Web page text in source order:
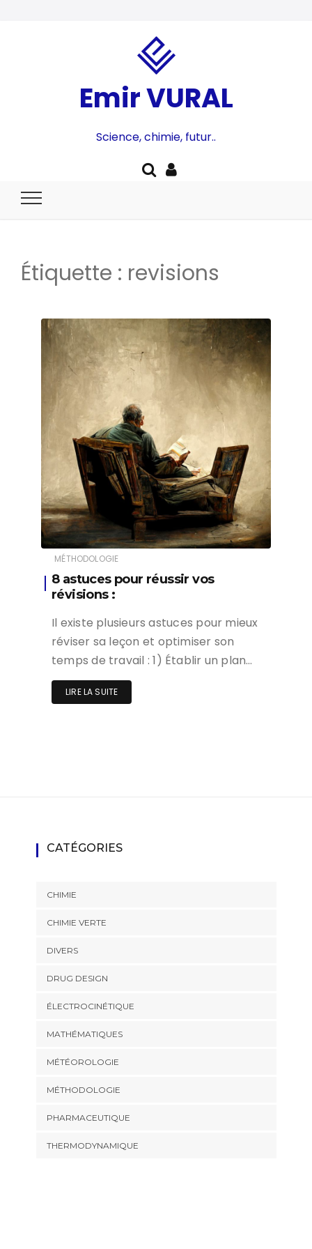
Emir VURAL
Science, chimie, futur..
Étiquette : revisions
MÉTHODOLOGIE
8 astuces pour réussir vos
révisions :
Il existe plusieurs astuces pour mieux
réviser sa leçon et optimiser son
temps de travail : 1) Établir un plan…
LIRE LA SUITE
CATÉGORIES
CHIMIE
CHIMIE VERTE
DIVERS
DRUG DESIGN
ÉLECTROCINÉTIQUE
MATHÉMATIQUES
MÉTÉOROLOGIE
MÉTHODOLOGIE
PHARMACEUTIQUE
THERMODYNAMIQUE